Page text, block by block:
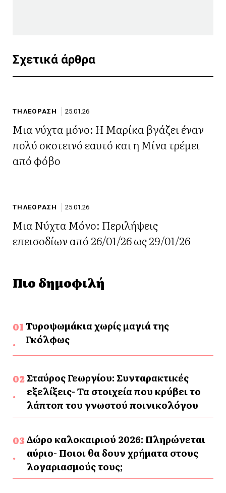
Σχετικά άρθρα
ΤΗΛΕΟΡΑΣΗ 25.01.26
Μια νύχτα μόνο: Η Μαρίκα βγάζει έναν
πολύ σκοτεινό εαυτό και η Μίνα τρέμει
από φόβο
ΤΗΛΕΟΡΑΣΗ 25.01.26
Μια Νύχτα Μόνο: Περιλήψεις
επεισοδίων από 26/01/26 ως 29/01/26
Πιο δημοφιλή
Τυροψωμάκια χωρίς μαγιά της
Γκόλφως
Σταύρος Γεωργίου: Συνταρακτικές
εξελίξεις- Τα στοιχεία που κρύβει το
λάπτοπ του γνωστού ποινικολόγου
Δώρο καλοκαιριού 2026: Πληρώνεται
αύριο- Ποιοι θα δουν χρήματα στους
λογαριασμούς τους;